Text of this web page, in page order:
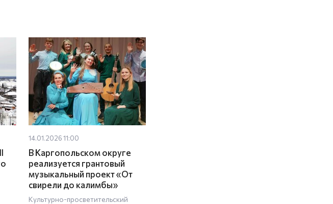
14.01.2026 11:00
В Каргопольском округе
реализуется грантовый
музыкальный проект «От
свирели до калимбы»
Культурно-просветительский